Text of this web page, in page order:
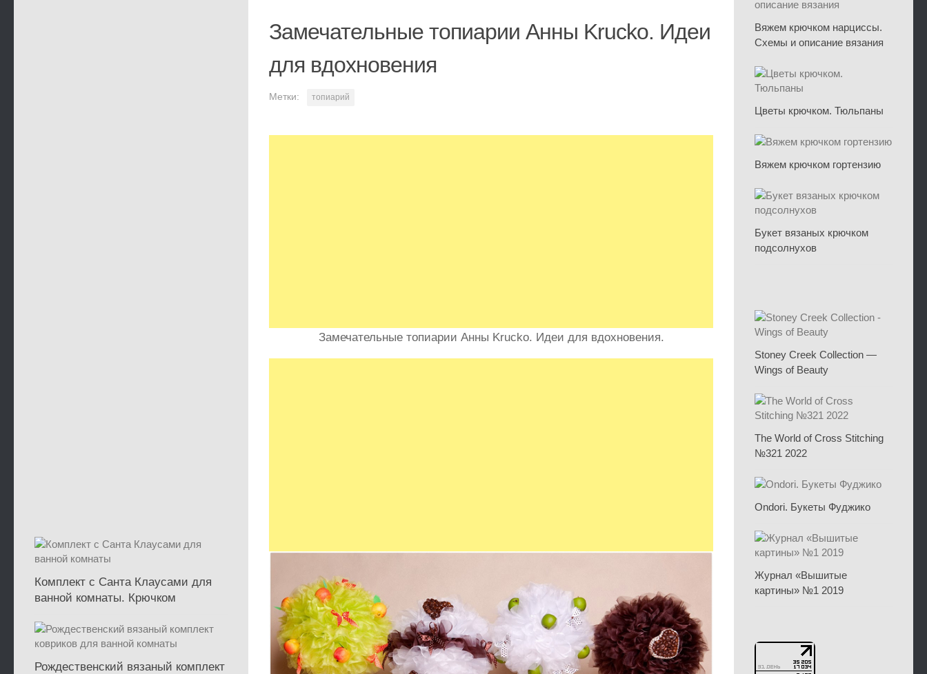
Замечательные топиарии Анны Krucko. Идеи
для вдохновения
Метки: топиарий
Замечательные топиарии Анны Krucko. Идеи для вдохновения.
Комплект с Санта Клаусами для
ванной комнаты. Крючком
Рождественский вязаный комплект
Вяжем крючком нарциссы.
Схемы и описание вязания
Цветы крючком. Тюльпаны
Вяжем крючком гортензию
Букет вязаных крючком
подсолнухов
Stoney Creek Collection —
Wings of Beauty
The World of Cross Stitching
№321 2022
Ondori. Букеты Фуджико
Журнал «Вышитые
картины» №1 2019